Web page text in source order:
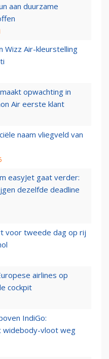
aan duurzame
Wizz Air-kleurstelling
opwachting in
Air eerste klant
naam vliegveld van
easyJet gaat verder:
dezelfde deadline
voor tweede dag op rij
airlines op
cockpit
IndiGo:
vloot weg